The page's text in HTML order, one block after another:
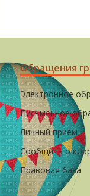
Обращения
Электронное
Письменное
Личный прием
Сообщить о
Правовая база